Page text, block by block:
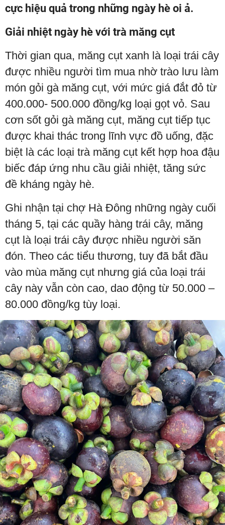
cực hiệu quả trong những ngày hè oi ả.
Giải nhiệt ngày hè với trà măng cụt
Thời gian qua, măng cụt xanh là loại trái cây
được nhiều người tìm mua nhờ trào lưu làm
món gỏi gà măng cụt, với mức giá đắt đỏ từ
400.000- 500.000 đồng/kg loại gọt vỏ. Sau
cơn sốt gỏi gà măng cụt, măng cụt tiếp tục
được khai thác trong lĩnh vực đồ uống, đặc
biệt là các loại trà măng cụt kết hợp hoa đậu
biếc đáp ứng nhu cầu giải nhiệt, tăng sức
đề kháng ngày hè.
Ghi nhận tại chợ Hà Đông những ngày cuối
tháng 5, tại các quầy hàng trái cây, măng
cụt là loại trái cây được nhiều người săn
đón. Theo các tiểu thương, tuy đã bắt đầu
vào mùa măng cụt nhưng giá của loại trái
cây này vẫn còn cao, dao động từ 50.000 –
80.000 đồng/kg tùy loại.